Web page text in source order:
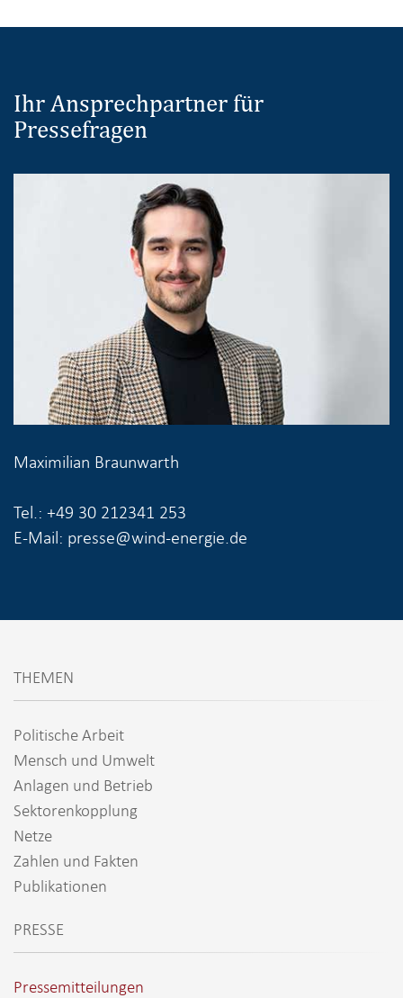
Ihr Ansprechpartner für
Pressefragen
Maximilian Braunwarth
Tel.: +49 30 212341 253
E-Mail: presse@wind-energie.de
THEMEN
Politische Arbeit
Mensch und Umwelt
Anlagen und Betrieb
Sektorenkopplung
Netze
Zahlen und Fakten
Publikationen
PRESSE
Pressemitteilungen